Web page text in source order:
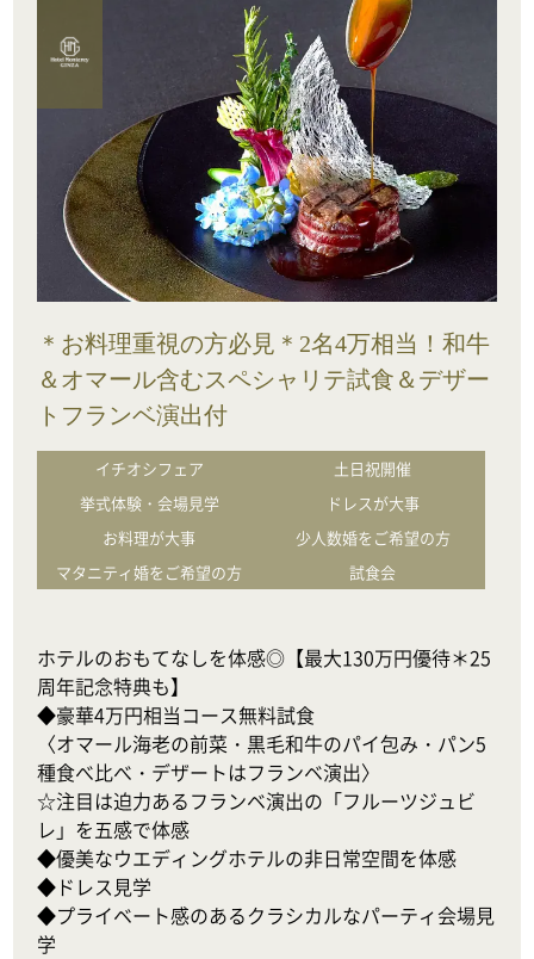
＊お料理重視の方必見＊2名4万相当！和牛
＆オマール含むスペシャリテ試食＆デザー
トフランベ演出付
イチオシフェア
土日祝開催
挙式体験・会場見学
ドレスが大事
お料理が大事
少人数婚をご希望の方
マタニティ婚をご希望の方
試食会
ホテルのおもてなしを体感◎【最大130万円優待＊25
周年記念特典も】
◆豪華4万円相当コース無料試食
〈オマール海老の前菜・黒毛和牛のパイ包み・パン5
種食べ比べ・デザートはフランベ演出〉
☆注目は迫力あるフランベ演出の「フルーツジュビ
レ」を五感で体感
◆優美なウエディングホテルの非日常空間を体感
◆ドレス見学
◆プライベート感のあるクラシカルなパーティ会場見
学